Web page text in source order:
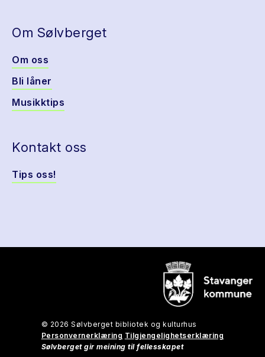
Om Sølvberget
Om oss
Bli låner
Musikktips
Kontakt oss
Tips oss!
© 2026 Sølvberget bibliotek og kulturhus
Personvernerklæring Tilgjengelighetserklæring
Sølvberget gir meining til fellesskapet